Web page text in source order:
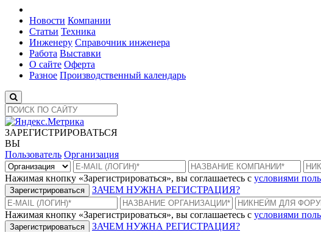
Новости Компании
Статьи Техника
Инженеру Справочник инженера
Работа Выставки
О сайте Оферта
Разное Производственный календарь
ЗАРЕГИСТРИРОВАТЬСЯ
ВЫ
Пользователь Организация
Нажимая кнопку «Зарегистрироваться», вы соглашаетесь с условиями
Зарегистрироваться ЗАЧЕМ НУЖНА РЕГИСТРАЦИЯ?
Нажимая кнопку «Зарегистрироваться», вы соглашаетесь с условиями
Зарегистрироваться ЗАЧЕМ НУЖНА РЕГИСТРАЦИЯ?